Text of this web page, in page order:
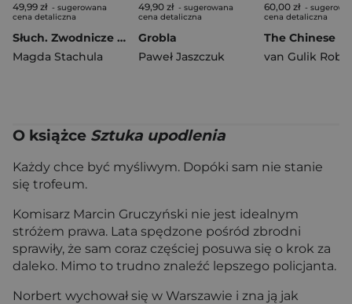
49,99 zł - sugerowana
cena detaliczna
Słuch. Zwodnicze zmysły. Tom 2
Magda Stachula
49,90 zł - sugerowana
cena detaliczna
Grobla
Paweł Jaszczuk
60,00 zł -
cena detaliczna
van Gulik
O książce Sztuka upodlenia
Każdy chce być myśliwym. Dopóki sam nie stanie
się trofeum.
Komisarz Marcin Gruczyński nie jest idealnym
stróżem prawa. Lata spędzone pośród zbrodni
sprawiły, że sam coraz częściej posuwa się o krok za
daleko. Mimo to trudno znaleźć lepszego policjanta.
Norbert wychował się w Warszawie i zna ją jak